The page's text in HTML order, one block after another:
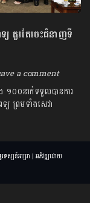
គួរតែចេះជំនាញទី
a comment
១០០នាក់ទទួលបានការ
ព្រមទាំងសេវា
ទស្សន៍អប្សរា | អភិវឌ្ឍដោយ